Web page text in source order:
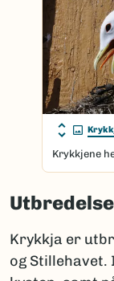
Krykkjene
Utbredelse
Krykkja er
og Stillehavet.